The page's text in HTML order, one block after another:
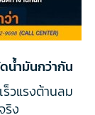
น้ำมันกว่ากัน
ร็วแรงต้านลม
ริง